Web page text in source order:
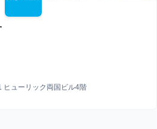
ヒューリック両国ビル4階